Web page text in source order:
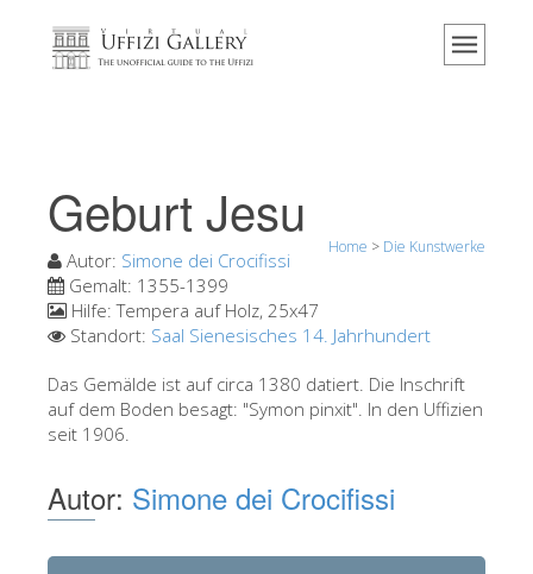
Home
Veranstaltungen & Ausstellungen
Besucher Bewertungen
Kontakt
Die Uffizien entdecken
Jetzt buchen
Die Säle
Die Künstler
Geburt Jesu
Home > Die Kunstwerke
Autor: Simone dei Crocifissi
Gemalt: 1355-1399
Hilfe:Tempera auf Holz, 25x47
Standort: Saal Sienesisches 14. Jahrhundert
Das Gemälde ist auf circa 1380 datiert. Die Inschrift
auf dem Boden besagt: "Symon pinxit". In den Uffizien
seit 1906.
Autor: Simone dei Crocifissi